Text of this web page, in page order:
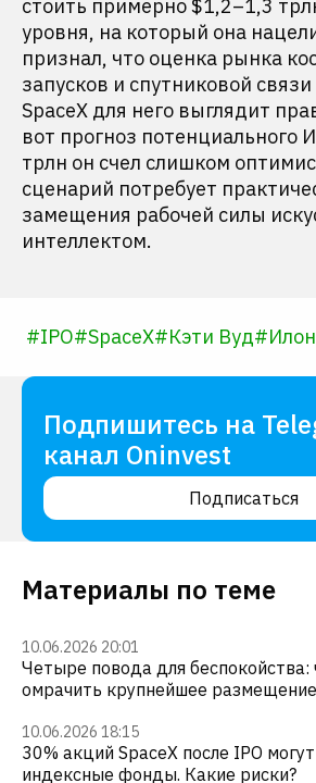
стоить примерно $1,2–1,3
уровня, на который она
признал, что оценка рынка
запусков и спутниковой
SpaceX для него выглядит
вот прогноз потенциального
трлн он счел слишком
сценарий потребует
замещения рабочей силы
интеллектом.
#IPO#SpaceX#Кэти Вуд#
Подпишитесь на
канал Oninvest
Подписаться
Материалы по теме
10.06.2026 20:01
Четыре повода для
омрачить крупнейшее
10.06.2026 18:15
30% акций SpaceX после IPO
индексные фонды. Какие риски?